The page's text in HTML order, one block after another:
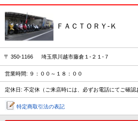
ＦＡＣＴＯＲＹ-Ｋ
〒 350-1166 埼玉県川越市藤倉１-２１-７
営業時間: ９：００～１８：００
定休日: 不定休（ご来店時には、必ずお電話にてご確認
特定商取引法の表記